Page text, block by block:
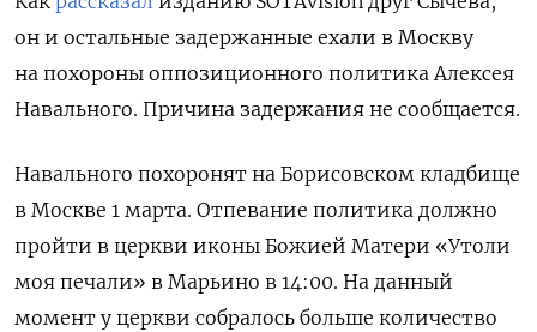
он и остальные задержанные ехали в Москву
на похороны оппозиционного политика Алексея
Навального. Причина задержания не сообщается.
Навального похоронят на Борисовском кладбище
в Москве 1 марта. Отпевание политика должно
пройти в церкви иконы Божией Матери «Утоли
моя печали» в Марьино в 14:00. На данный
момент у церкви собралось больше количество